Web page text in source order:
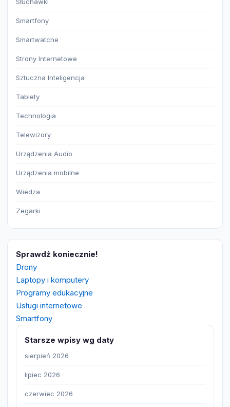
Smartfony
Smartwatche
Strony Internetowe
Sztuczna Inteligencja
Tablety
Technologia
Telewizory
Urządzenia Audio
Urządzenia mobilne
Wiedza
Zegarki
Sprawdź koniecznie!
Drony
Laptopy i komputery
Programy edukacyjne
Usługi internetowe
Smartfony
Starsze wpisy wg daty
sierpień 2026
lipiec 2026
czerwiec 2026